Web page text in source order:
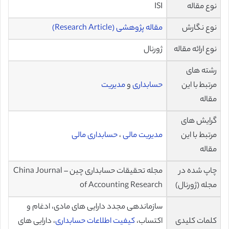
نوع مقاله
ISI
نوع نگارش
مقاله پژوهشی (Research Article)
نوع ارائه مقاله
ژورنال
رشته های
مرتبط با این
مقاله
حسابداریومدیریت
گرایش های
مرتبط با این
مقاله
مدیریت مالی،حسابداری مالی
چاپ شده در
مجله (ژورنال)
مجله تحقیقات حسابداری چین – China Journal
of Accounting Research
کلمات کلیدی
سازماندهی مجدد دارایی های مادی، ادغام و
اکتساب،کیفیت اطلاعات حسابداری، دارایی های